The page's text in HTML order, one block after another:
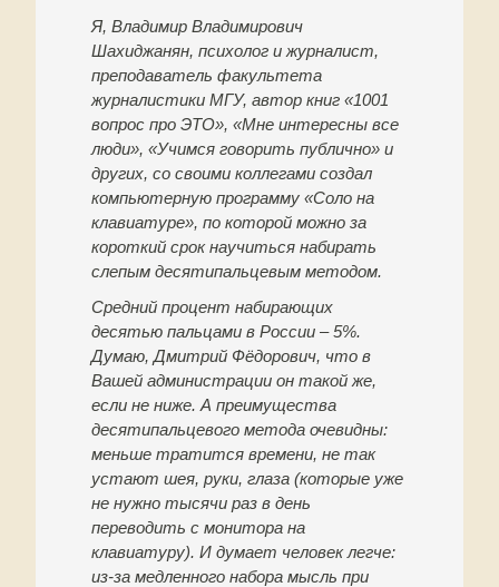
Я, Владимир Владимирович
Шахиджанян, психолог и журналист,
преподаватель факультета
журналистики МГУ, автор книг «1001
вопрос про ЭТО», «Мне интересны все
люди», «Учимся говорить публично» и
других, со своими коллегами создал
компьютерную программу «Соло на
клавиатуре», по которой можно за
короткий срок научиться набирать
слепым десятипальцевым методом.
Средний процент набирающих
десятью пальцами в России – 5%.
Думаю, Дмитрий Фёдорович, что в
Вашей администрации он такой же,
если не ниже. А преимущества
десятипальцевого метода очевидны:
меньше тратится времени, не так
устают шея, руки, глаза (которые уже
не нужно тысячи раз в день
переводить с монитора на
клавиатуру). И думает человек легче:
из-за медленного набора мысль при